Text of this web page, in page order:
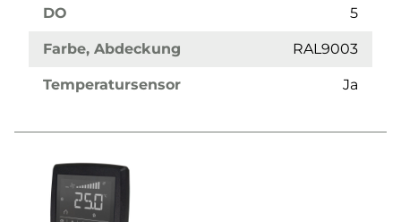
DO 5
Farbe, Abdeckung RAL9003
Temperatursensor Ja